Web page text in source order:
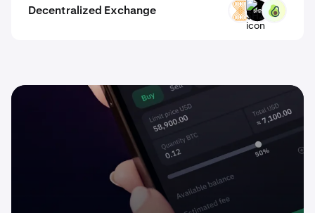
Decentralized Exchange VELAR $H2 PPI